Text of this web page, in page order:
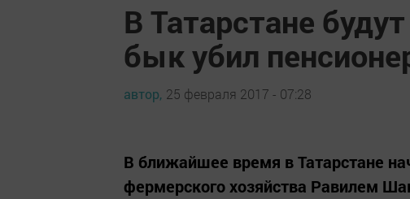
В Татарстане
бык убил
автор, 25 февраля 2017 - 07:28
В ближайшее время в Татарстане
фермерского хозяйства Равилем